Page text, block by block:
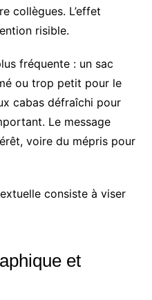
collègues. L’effet
risible.
fréquente : un sac
ou trop petit pour le
cabas défraîchi pour
Le message
voire du mépris pour
consiste à viser
et